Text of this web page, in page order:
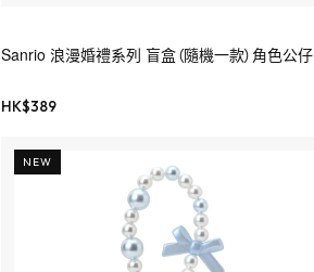
Sanrio 浪漫婚禮系列 盲盒（隨機一款）角色公仔
HK$389
NEW